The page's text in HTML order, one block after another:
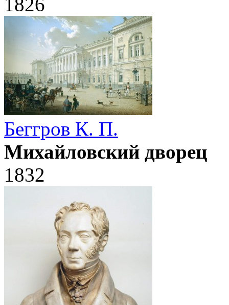
1826
Беггров К. П.
Михайловский дворец
1832